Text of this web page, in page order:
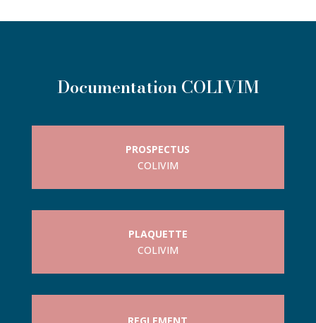
Documentation COLIVIM
PROSPECTUS
COLIVIM
PLAQUETTE
COLIVIM
REGLEMENT